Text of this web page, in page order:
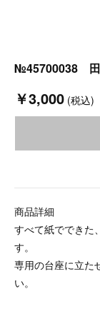
№45700038 田
￥3,000 (税込)
商品詳細
すべて紙でできた
す。
専用の台座に立た
い。